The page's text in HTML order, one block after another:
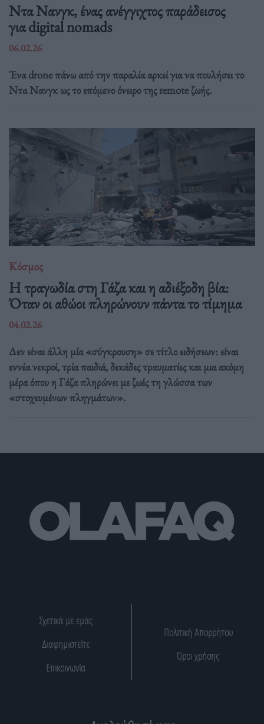
Ντα Νανγκ, ένας ανέγγιχτος παράδεισος
για digital nomads
06.02.26
Ένα drone πάνω από την παραλία αρκεί για να πουλήσει το
Ντα Νανγκ ως το επόμενο όνειρο της remote ζωής.
Κόσμος
Η τραγωδία στη Γάζα και η αδιέξοδη βία:
Όταν οι αθώοι πληρώνουν πάντα το τίμημα
04.02.26
Δεν είναι άλλη μία «σύγκρουση» σε τίτλο ειδήσεων: είναι
εννέα νεκροί, τρία παιδιά, δεκάδες τραυματίες και μια ακόμη
μέρα όπου η Γάζα πληρώνει με ζωές τη γλώσσα των
«στοχευμένων πληγμάτων».
Σχετικά με εμάς
Διαφημιστείτε
Επικοινωνία
Πολιτική Απορρήτου
Όροι χρήσης